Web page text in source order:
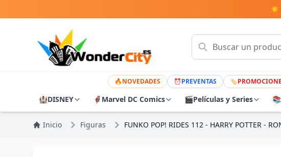
☀️
🔥NOVEDADES ⏰PREVENTAS 🏷
🏰DISNEY 🦸 Marvel DC Comics 🎬Películas y Series 📚
Inicio Figuras FUNKO POP! RIDES 112 - HARRY POTTER -